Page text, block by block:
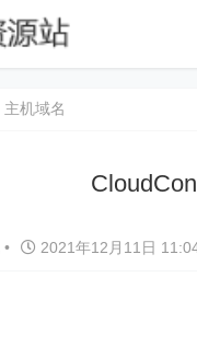
主机域名
• 2021年12月11日